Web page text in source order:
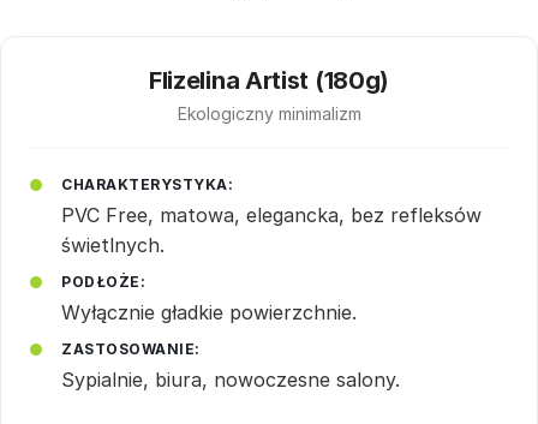
Flizelina Artist (180g)
Ekologiczny minimalizm
CHARAKTERYSTYKA:
PVC Free, matowa, elegancka, bez refleksów
świetlnych.
PODŁOŻE:
Wyłącznie gładkie powierzchnie.
ZASTOSOWANIE:
Sypialnie, biura, nowoczesne salony.